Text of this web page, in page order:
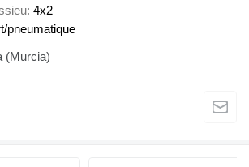
4x2
pneumatique
(Murcia)